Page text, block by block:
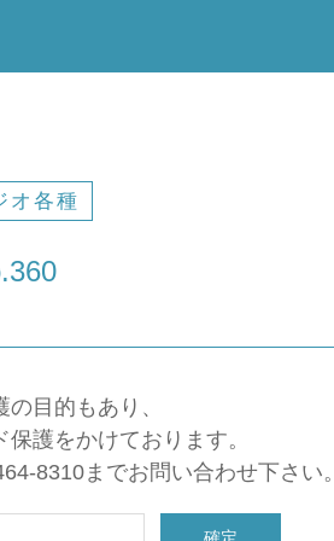
オ各種
目的もあり、
護をかけております。
8310までお問い合わせ下さい。